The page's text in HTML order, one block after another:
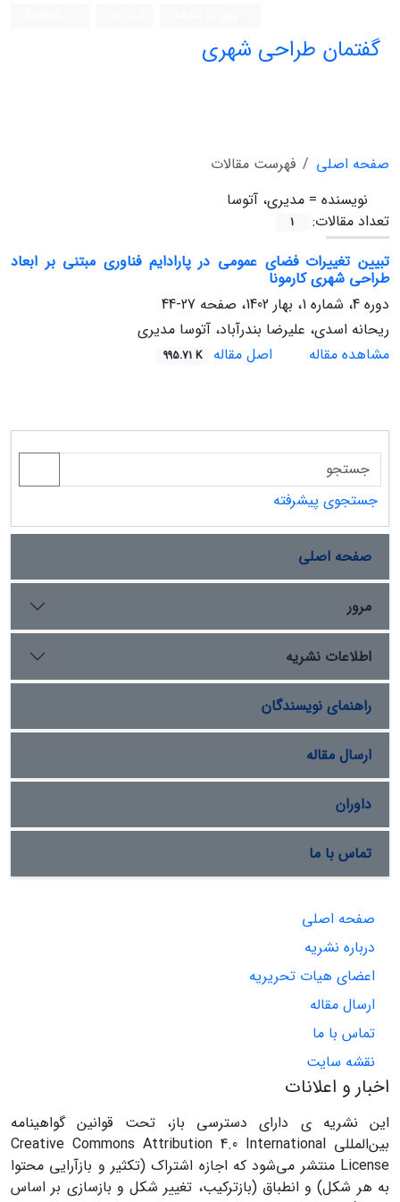
گفتمان طراحی شهری
صفحه اصلی
فهرست مقالات
نویسنده = مدیری، آتوسا
تعداد مقالات:
1
تبیین تغییرات فضای عمومی در پارادایم فناوری مبتنی بر ابعاد
طراحی شهری کارمونا
دوره 4، شماره 1، بهار 1402، صفحه
27-44
ریحانه اسدی، علیرضا بندرآباد، آتوسا مدیری
مشاهده مقاله
اصل مقاله 995.71 K
جستجوی پیشرفته
صفحه اصلی
مرور
اطلاعات نشریه
راهنمای نویسندگان
ارسال مقاله
داوران
تماس با ما
صفحه اصلی
درباره نشریه
اعضای هیات تحریریه
ارسال مقاله
تماس با ما
نقشه سایت
اخبار و اعلانات
این نشریه ی دارای دسترسی باز، تحت قوانین گواهینامه
بین‌المللی Creative Commons Attribution 4.0 International
License منتشر می‌شود که اجازه اشتراک (تکثیر و بازآرایی محتوا
به هر شکل) و انطباق (بازترکیب، تغییر شکل و بازسازی بر اساس